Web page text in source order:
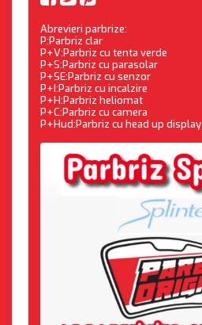
Abrevieri parbrize:
P:Parbriz clar
P+V:Parbriz cu tenta verde
P+S:Parbriz cu parasolar
P+SE:Parbriz cu senzor
P+I:Parbriz cu incalzire
P+H:Parbriz heliomat
P+C:Parbriz cu camera
P+Hud:Parbriz cu head up display